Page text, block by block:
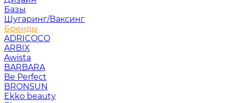
Базы
Шугаринг/Ваксинг
Бренды
ADRICOCO
ARBIX
Awista
BARBARA
Be Perfect
BRONSUN
Ekko beauty